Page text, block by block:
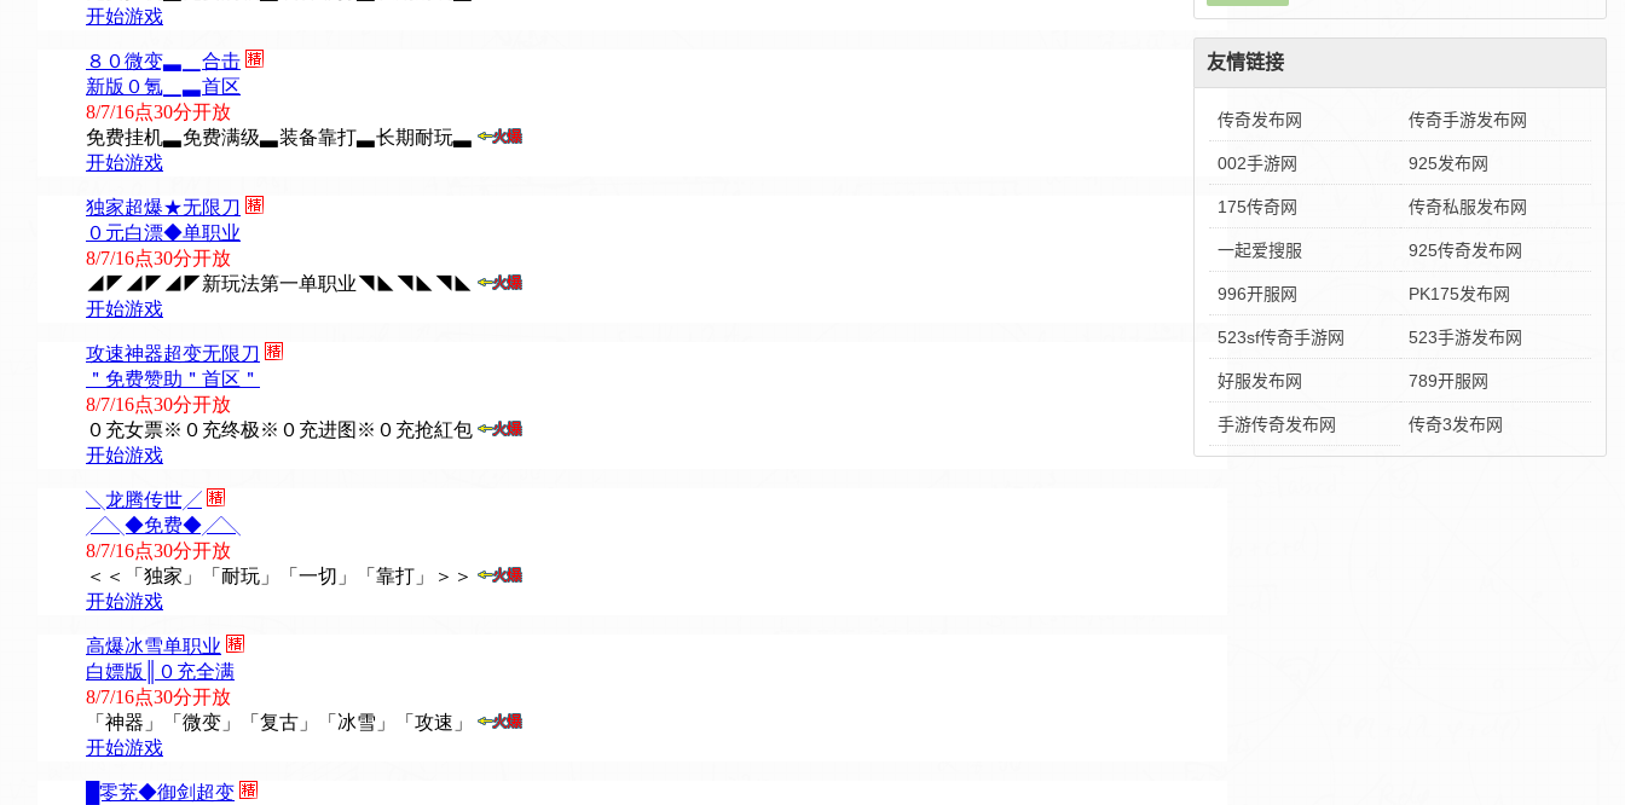
友情链接
传奇发布网 传奇手游发布网
002手游网 925发布网
175传奇网 传奇私服发布网
一起爱搜服 925传奇发布网
996开服网 PK175发布网
523sf传奇手游网 523手游发布网
好服发布网 789开服网
手游传奇发布网 传奇3发布网